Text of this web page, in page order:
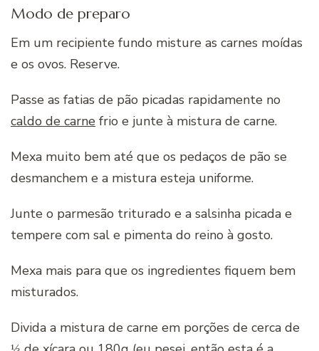
Modo de preparo
Em um recipiente fundo misture as carnes moídas
e os ovos. Reserve.
Passe as fatias de pão picadas rapidamente no
caldo de carne frio e junte à mistura de carne.
Mexa muito bem até que os pedaços de pão se
desmanchem e a mistura esteja uniforme.
Junte o parmesão triturado e a salsinha picada e
tempere com sal e pimenta do reino à gosto.
Mexa mais para que os ingredientes fiquem bem
misturados.
Divida a mistura de carne em porções de cerca de